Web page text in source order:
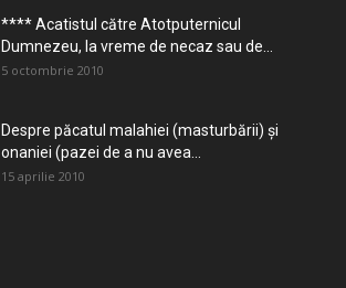
**** Acatistul către Atotputernicul
Dumnezeu, la vreme de necaz sau de...
5 octombrie 2010
Despre păcatul malahiei (masturbării) şi
onaniei (pazei de a nu avea...
15 aprilie 2010